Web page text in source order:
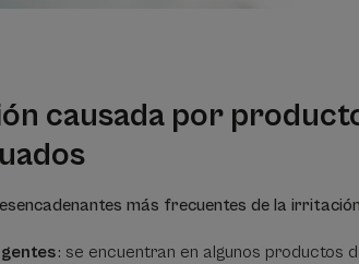
causada por
más frecuentes de la
: se encuentran en algunos productos